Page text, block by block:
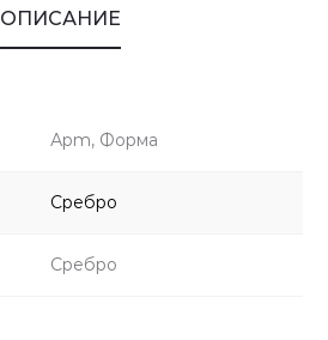
ОПИСАНИЕ
Арт, Форма
Сребро
Сребро